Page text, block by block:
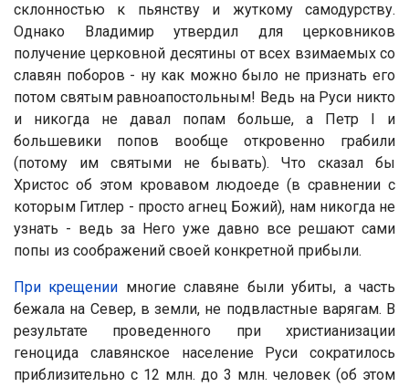
склонностью к пьянству и жуткому самодурству.
Однако Владимир утвердил для церковников
получение церковной десятины от всех взимаемых со
славян поборов - ну как можно было не признать его
потом святым равноапостольным! Ведь на Руси никто
и никогда не давал попам больше, а Петр I и
большевики попов вообще откровенно грабили
(потому им святыми не бывать). Что сказал бы
Христос об этом кровавом людоеде (в сравнении с
которым Гитлер - просто агнец Божий), нам никогда не
узнать - ведь за Него уже давно все решают сами
попы из соображений своей конкретной прибыли.
При крещении многие славяне были убиты, а часть
бежала на Север, в земли, не подвластные варягам. В
результате проведенного при христианизации
геноцида славянское население Руси сократилось
приблизительно c 12 млн. до 3 млн. человек (об этом